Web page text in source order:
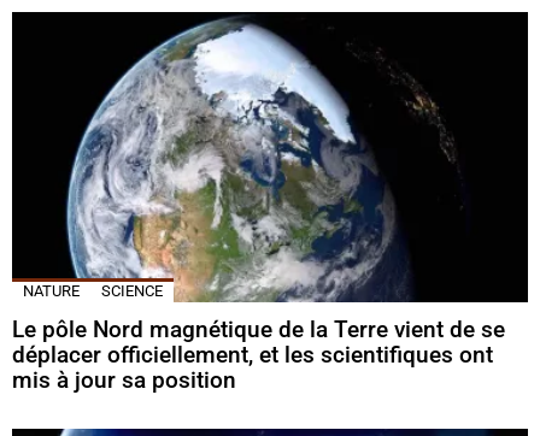
NATURE SCIENCE
Le pôle Nord magnétique de la Terre vient de se
déplacer officiellement, et les scientifiques ont
mis à jour sa position